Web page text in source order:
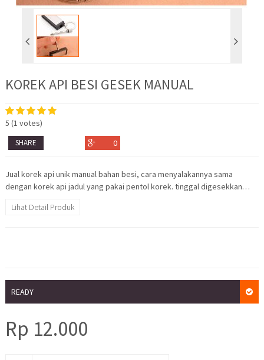
KOREK API BESI GESEK MANUAL
5 (1 votes)
SHARE 0
Jual korek api unik manual bahan besi, cara menyalakannya sama
dengan korek api jadul yang pakai pentol korek. tinggal digesekkan…
Lihat Detail Produk
READY
Rp 12.000